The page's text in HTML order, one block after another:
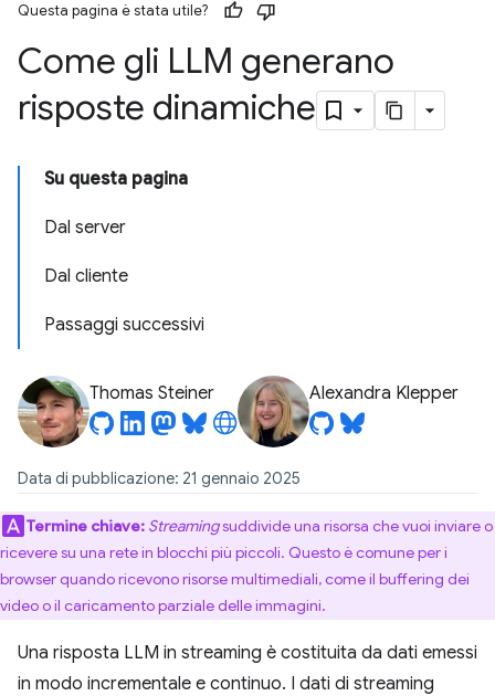
Questa pagina è stata utile?
Come gli LLM generano
risposte dinamiche
Su questa pagina
Dal server
Dal cliente
Passaggi successivi
Thomas Steiner Alexandra Klepper
Data di pubblicazione: 21 gennaio 2025
Termine chiave: Streamingsuddivide una risorsa che vuoi inviare o
ricevere su una rete in blocchi più piccoli. Questo è comune per i
browser quando ricevono risorse multimediali, come il buffering dei
video o il caricamento parziale delle immagini.
Una risposta LLM in streaming è costituita da dati emessi
in modo incrementale e continuo. I dati di streaming